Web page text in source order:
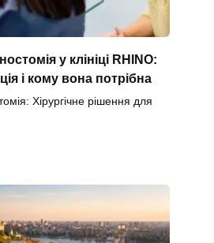
у клініці RHINO:
і кому вона потрібна
Хірургічне рішення для